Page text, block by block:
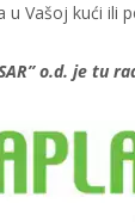
u Vašoj kući ili
o.d. je tu